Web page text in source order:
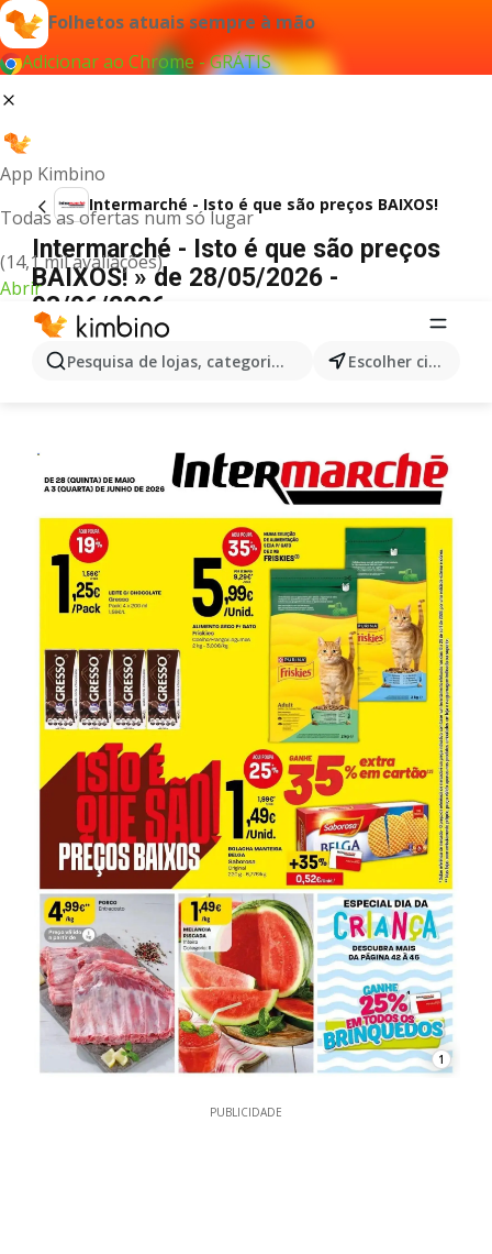
Folhetos atuais sempre à mão
Adicionar ao Chrome - GRÁTIS
App Kimbino
Todas as ofertas num só lugar
(14,1 mil avaliações)
Abrir
Pesquisa de lojas, categorias,produtos... Escolher cidade
Intermarché - Isto é que são preços BAIXOS!
Intermarché - Isto é que são preços
BAIXOS! » de 28/05/2026 -
03/06/2026
1
PUBLICIDADE